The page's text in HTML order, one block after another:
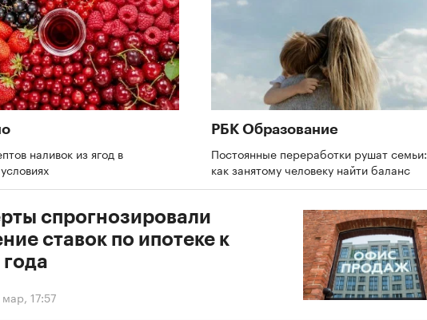
наливок из ягод в
РБК Образование
Постоянные переработки рушат семьи:
как занятому человеку найти баланс
17:57
спрогнозировали
ставок по ипотеке к